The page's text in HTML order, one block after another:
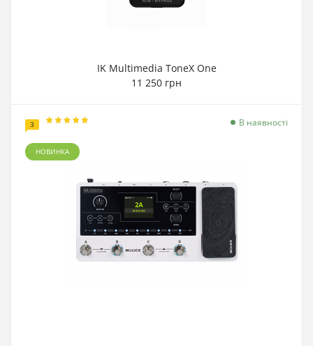
IK Multimedia ToneX One
11 250 грн
3
НОВИНКА
В наявності